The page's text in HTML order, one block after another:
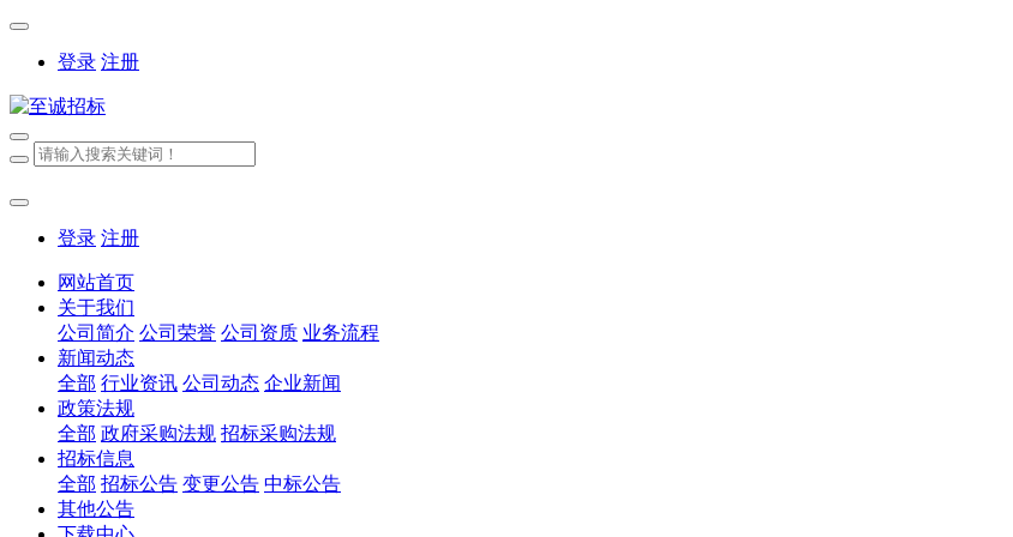
登录 注册
登录 注册
网站首页
关于我们
公司简介 公司荣誉 公司资质 业务流程
新闻动态
全部 行业资讯 公司动态 企业新闻
政策法规
全部 政府采购法规 招标采购法规
招标信息
全部 招标公告 变更公告 中标公告
其他公告